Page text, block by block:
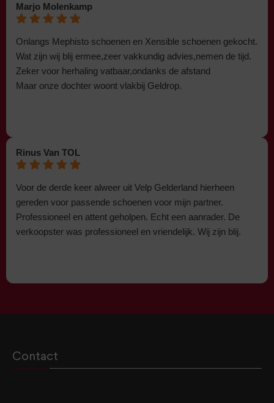
Marjo Molenkamp
Onlangs Mephisto schoenen en Xensible schoenen gekocht.
Wat zijn wij blij ermee,zeer vakkundig advies,nemen de tijd.
Zeker voor herhaling vatbaar,ondanks de afstand
Maar onze dochter woont vlakbij Geldrop.
Rinus Van TOL
Voor de derde keer alweer uit Velp Gelderland hierheen
gereden voor passende schoenen voor mijn partner.
Professioneel en attent geholpen. Echt een aanrader. De
verkoopster was professioneel en vriendelijk. Wij zijn blij.
Contact